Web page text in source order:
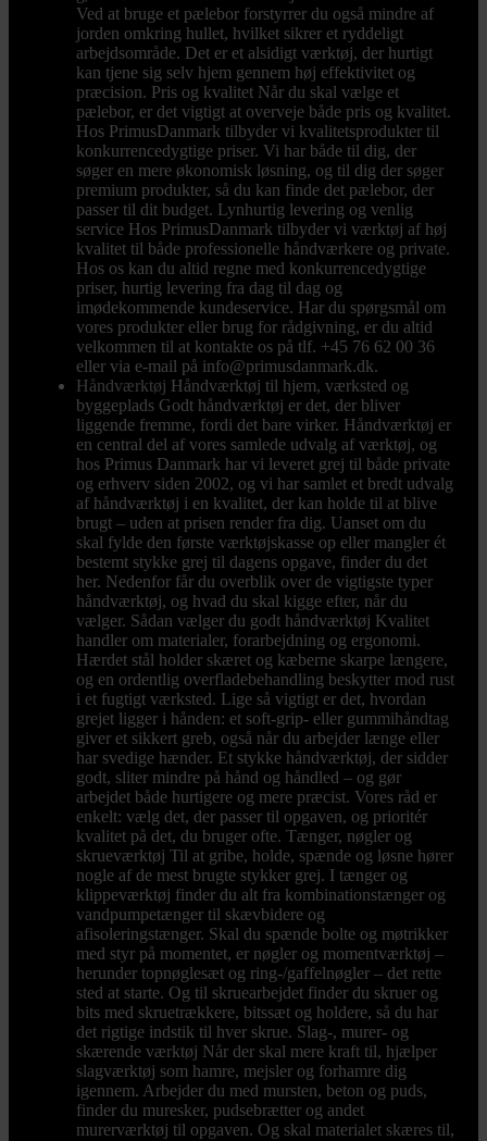
Ved at bruge et pælebor forstyrrer du også mindre af
jorden omkring hullet, hvilket sikrer et ryddeligt
arbejdsområde. Det er et alsidigt værktøj, der hurtigt
kan tjene sig selv hjem gennem høj effektivitet og
præcision. Pris og kvalitet Når du skal vælge et
pælebor, er det vigtigt at overveje både pris og kvalitet.
Hos PrimusDanmark tilbyder vi kvalitetsprodukter til
konkurrencedygtige priser. Vi har både til dig, der
søger en mere økonomisk løsning, og til dig der søger
premium produkter, så du kan finde det pælebor, der
passer til dit budget. Lynhurtig levering og venlig
service Hos PrimusDanmark tilbyder vi værktøj af høj
kvalitet til både professionelle håndværkere og private.
Hos os kan du altid regne med konkurrencedygtige
priser, hurtig levering fra dag til dag og
imødekommende kundeservice. Har du spørgsmål om
vores produkter eller brug for rådgivning, er du altid
velkommen til at kontakte os på tlf. +45 76 62 00 36
eller via e-mail på info@primusdanmark.dk.
Håndværktøj Håndværktøj til hjem, værksted og
byggeplads Godt håndværktøj er det, der bliver
liggende fremme, fordi det bare virker. Håndværktøj er
en central del af vores samlede udvalg af værktøj, og
hos Primus Danmark har vi leveret grej til både private
og erhverv siden 2002, og vi har samlet et bredt udvalg
af håndværktøj i en kvalitet, der kan holde til at blive
brugt – uden at prisen render fra dig. Uanset om du
skal fylde den første værktøjskasse op eller mangler ét
bestemt stykke grej til dagens opgave, finder du det
her. Nedenfor får du overblik over de vigtigste typer
håndværktøj, og hvad du skal kigge efter, når du
vælger. Sådan vælger du godt håndværktøj Kvalitet
handler om materialer, forarbejdning og ergonomi.
Hærdet stål holder skæret og kæberne skarpe længere,
og en ordentlig overfladebehandling beskytter mod rust
i et fugtigt værksted. Lige så vigtigt er det, hvordan
grejet ligger i hånden: et soft-grip- eller gummihåndtag
giver et sikkert greb, også når du arbejder længe eller
har svedige hænder. Et stykke håndværktøj, der sidder
godt, sliter mindre på hånd og håndled – og gør
arbejdet både hurtigere og mere præcist. Vores råd er
enkelt: vælg det, der passer til opgaven, og prioritér
kvalitet på det, du bruger ofte. Tænger, nøgler og
skrueværktøj Til at gribe, holde, spænde og løsne hører
nogle af de mest brugte stykker grej. I tænger og
klippeværktøj finder du alt fra kombinationstænger og
vandpumpetænger til skævbidere og
afisoleringstænger. Skal du spænde bolte og møtrikker
med styr på momentet, er nøgler og momentværktøj –
herunder topnøglesæt og ring-/gaffelnøgler – det rette
sted at starte. Og til skruearbejdet finder du skruer og
bits med skruetrækkere, bitssæt og holdere, så du har
det rigtige indstik til hver skrue. Slag-, murer- og
skærende værktøj Når der skal mere kraft til, hjælper
slagværktøj som hamre, mejsler og forhamre dig
igennem. Arbejder du med mursten, beton og puds,
finder du muresker, pudsebrætter og andet
murerværktøj til opgaven. Og skal materialet skæres til,